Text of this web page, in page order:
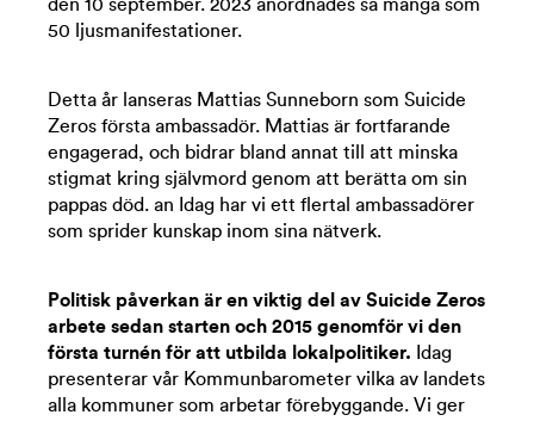
den 10 september. 2023 anordnades så många som
50 ljusmanifestationer.
Detta år lanseras Mattias Sunneborn som Suicide
Zeros första ambassadör. Mattias är fortfarande
engagerad, och bidrar bland annat till att minska
stigmat kring självmord genom att berätta om sin
pappas död. an Idag har vi ett flertal ambassadörer
som sprider kunskap inom sina nätverk.
Politisk påverkan är en viktig del av Suicide Zeros
arbete sedan starten och 2015 genomför vi den
första turnén för att utbilda lokalpolitiker. Idag
presenterar vår Kommunbarometer vilka av landets
alla kommuner som arbetar förebyggande. Vi ger